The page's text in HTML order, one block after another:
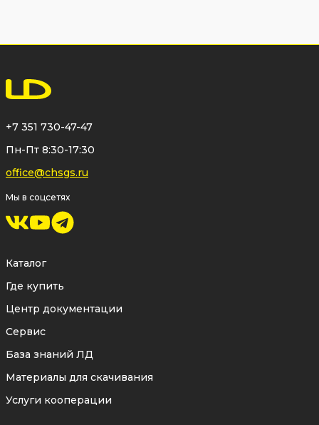
+7 351 730-47-47
Пн-Пт 8:30-17:30
office@chsgs.ru
Мы в соцсетях
Каталог
Где купить
Центр документации
Сервис
База знаний ЛД
Материалы для скачивания
Услуги кооперации